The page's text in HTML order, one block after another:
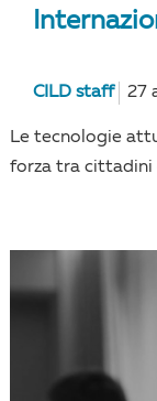
CILD staff 27
Le tecnologie
forza tra cittadini